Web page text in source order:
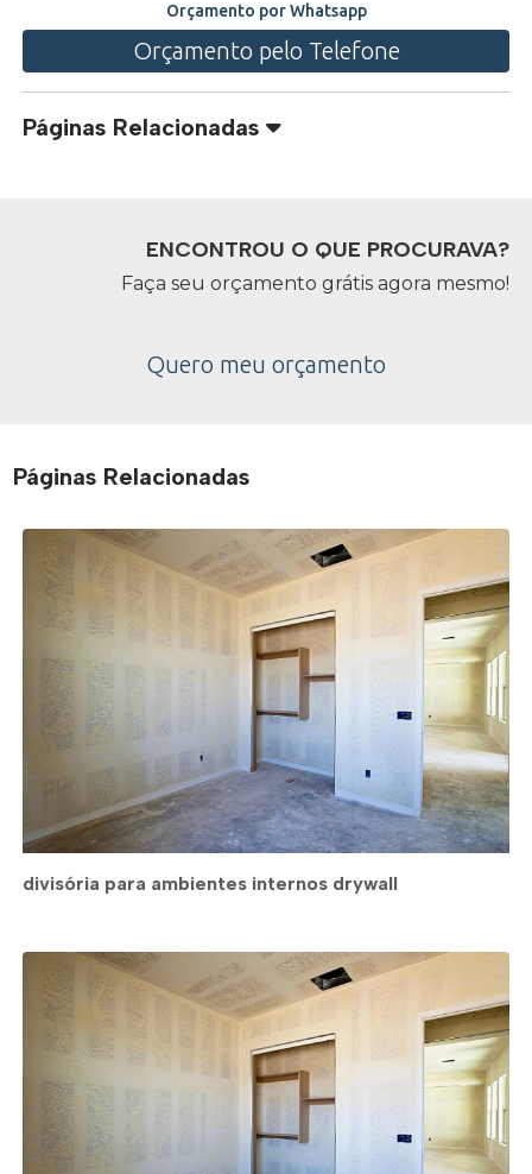
Orçamento por Whatsapp
Orçamento pelo Telefone
Páginas Relacionadas
ENCONTROU O QUE PROCURAVA?
Faça seu orçamento grátis agora mesmo!
Quero meu orçamento
Páginas Relacionadas
divisória para ambientes internos drywall